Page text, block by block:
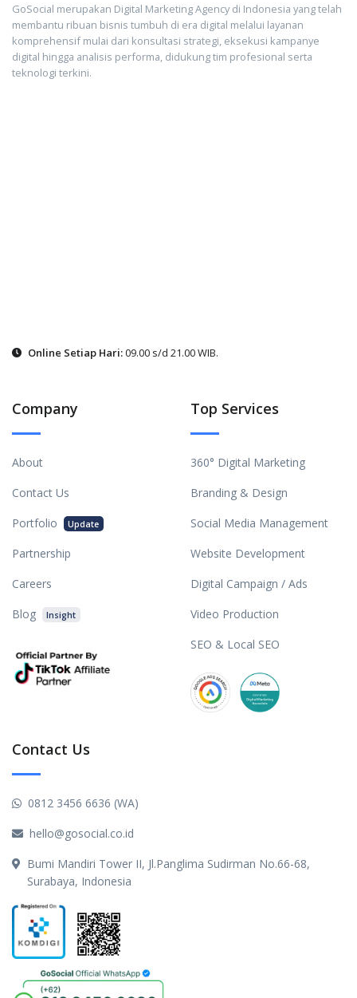
GoSocial merupakan Digital Marketing Agency di Indonesia yang telah
membantu ribuan bisnis tumbuh di era digital melalui layanan
komprehensif mulai dari konsultasi strategi, eksekusi kampanye
digital hingga analisis performa, didukung tim profesional serta
teknologi terkini.
Online Setiap Hari:09.00 s/d 21.00 WIB.
Company
About
Contact Us
Portfolio
Update
Partnership
Careers
Blog
Insight
Top Services
360° Digital Marketing
Branding & Design
Social Media Management
Website Development
Digital Campaign / Ads
Video Production
SEO & Local SEO
Contact Us
0812 3456 6636 (WA)
hello@gosocial.co.id
Bumi Mandiri Tower II, Jl.Panglima Sudirman No.66-68,
Surabaya, Indonesia